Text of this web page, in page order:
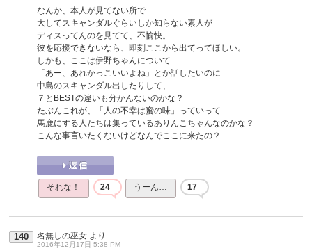
なんか、本人が見てない所で
大してスキャンダルぐらいしか知らない素人が
ディスってんのを見てて、不愉快。
彼を応援できないなら、即刻ここから出てってほしい。
しかも、ここは伊野ちゃんについて
「あー、あれかっこいいよね」とか話したいのに
中島のスキャンダル出したりして、
７とBESTの違いも分かんないのかな？
たぶんこれが、「人の不幸は蜜の味」っていって
馬鹿にする人たちは集っているありんこちゃんなのかな？
こんな事言いたくないけどなんでここに来たの？
それな！ 24 うーん… 17
140 名無しの巫女 より
2016年12月17日 5:38 PM